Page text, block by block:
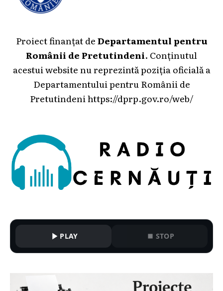
Proiect finanțat deDepartamentul pentru
Românii de Pretutindeni. Conținutul
acestui website nu reprezintă poziția oficială a
Departamentului pentru Românii de
Pretutindeni https://dprp.gov.ro/web/
PLAY STOP